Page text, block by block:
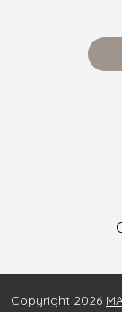
Copyright 2026